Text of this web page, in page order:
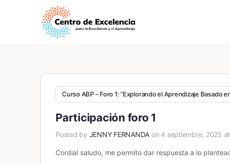
Curso ABP – Foro 1: “Explorando el Aprendizaje Basado
Participación foro 1
Posted by JENNY FERNANDA on 4 septiembre, 2025
Cordial saludo, me permito dar respuesta a lo